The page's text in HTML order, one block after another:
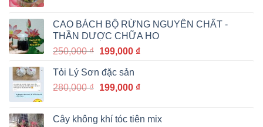
là:
1,200,000 ₫.
là:
999,000 ₫.
CAO BÁCH BỘ RỪNG NGUYÊN CHẤT -
THẦN DƯỢC CHỮA HO
250,000₫ Giá
là:
250,000 ₫.
199,000 ₫Giá
là:
Tỏi Lý Sơn đặc sản
280,000₫ Giá
280,000 ₫.
199,000 ₫Giá
là:
Cây không khí tóc tiên mix